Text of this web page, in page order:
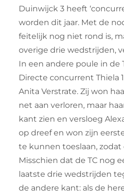
Duinwijck 3 heeft
worden dit jaar. Met de
feitelijk nog niet rond is,
overige drie wedstrijden,
In een andere poule in
Directe concurrent Thiela
Anita Verstrate. Zij won
net aan verloren, maar
kant zien en versloeg
op dreef en won zijn
te kunnen toeslaan,
Misschien dat de TC nog
laatste drie wedstrijden
de andere kant: als de